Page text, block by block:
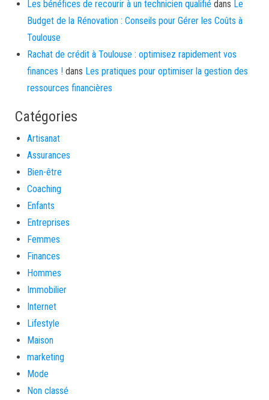
Les bénéfices de recourir à un technicien qualifié dans Le
Budget de la Rénovation : Conseils pour Gérer les Coûts à
Toulouse
Rachat de crédit à Toulouse : optimisez rapidement vos
finances ! dans Les pratiques pour optimiser la gestion des
ressources financières
Catégories
Artisanat
Assurances
Bien-être
Coaching
Enfants
Entreprises
Femmes
Finances
Hommes
Immobilier
Internet
Lifestyle
Maison
marketing
Mode
Non classé